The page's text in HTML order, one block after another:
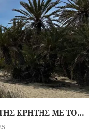
ΚΡΉΤΗΣ ΜΕ ΤΟ...